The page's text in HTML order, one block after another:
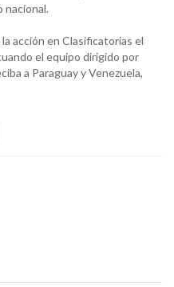
nacional.
acción en Clasificatorias el
el equipo dirigido por
a Paraguay y Venezuela,